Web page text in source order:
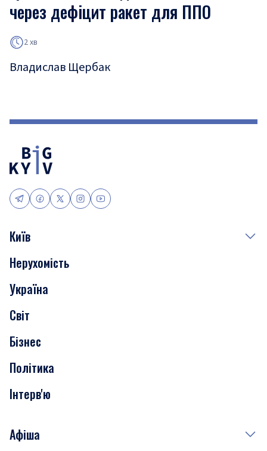
через дефіцит ракет для ППО
2 хв
Владислав Щербак
Київ
Події
Скандали
Нерухомість
Транспорт
Нерухомість
Україна
Світ
Бізнес
Політика
Інтерв'ю
Афіша